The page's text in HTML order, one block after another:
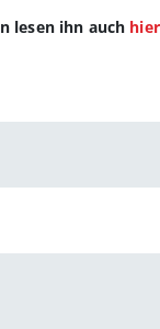
lesen ihn auch